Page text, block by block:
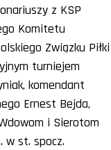
z KSP
Komitetu
Związku Piłki
turniejem
komendant
Ernest Bejda,
i Sierotom
w st. spocz.